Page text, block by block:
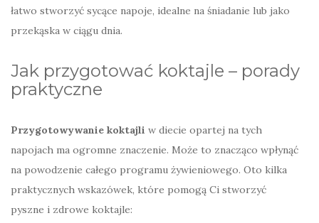
łatwo stworzyć sycące napoje, idealne na śniadanie lub jako
przekąska w ciągu dnia.
Jak przygotować koktajle – porady
praktyczne
Przygotowywanie koktajli w diecie opartej na tych
napojach ma ogromne znaczenie. Może to znacząco wpłynąć
na powodzenie całego programu żywieniowego. Oto kilka
praktycznych wskazówek, które pomogą Ci stworzyć
pyszne i zdrowe koktajle: